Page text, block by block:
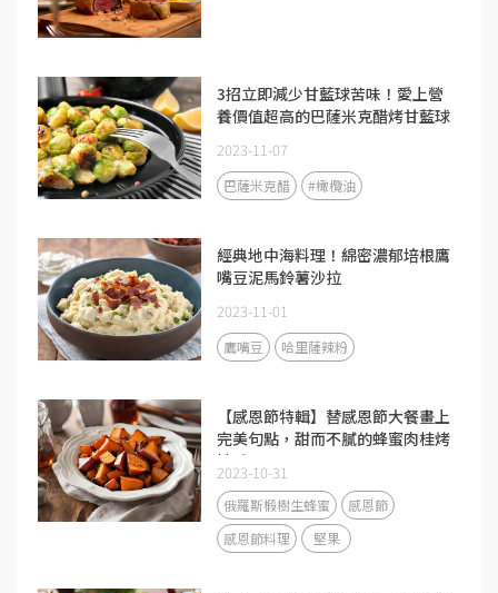
3招立即減少甘藍球苦味！愛上營
養價值超高的巴薩米克醋烤甘藍球
2023-11-07
巴薩米克醋 #橄欖油
經典地中海料理！綿密濃郁培根鷹
嘴豆泥馬鈴薯沙拉
2023-11-01
鷹嘴豆 哈里薩辣粉
【感恩節特輯】替感恩節大餐畫上
完美句點，甜而不膩的蜂蜜肉桂烤
地瓜！
2023-10-31
俄羅斯椴樹生蜂蜜
感恩節
感恩節料理
堅果